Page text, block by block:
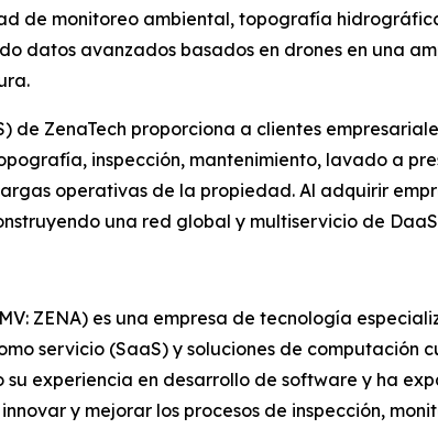
de monitoreo ambiental, topografía
datos avanzados basados en drones en una
de ZenaTech proporciona a clientes
inspección, mantenimiento, lavado a
operativas de la propiedad. Al adquirir
una red global y multiservicio de
ZENA) es una empresa de tecnología
servicio (SaaS) y soluciones de computación
su experiencia en desarrollo de software y ha
y mejorar los procesos de inspección,